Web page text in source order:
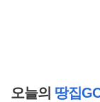
오늘의 땅집